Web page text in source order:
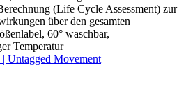
(Life Cycle Assessment) zur
über den gesamten
60° waschbar,
Temperatur
Untagged Movement